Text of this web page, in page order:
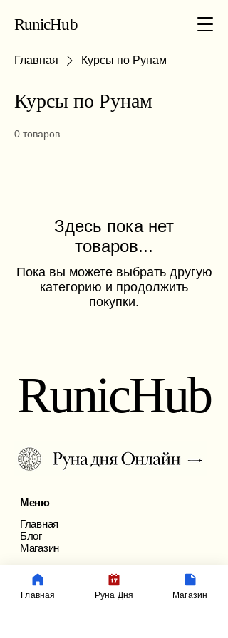
RunicHub
Главная Курсы по Рунам
Курсы по Рунам
0 товаров
Здесь пока нет
товаров...
Пока вы можете выбрать другую
категорию и продолжить
покупки.
RunicHub
Меню
Главная
Блог
Магазин
Рунические Услуги
Главная Руна Дня Магазин